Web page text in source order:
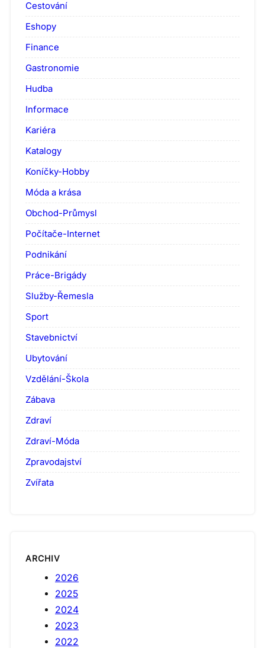
Cestování
Eshopy
Finance
Gastronomie
Hudba
Informace
Kariéra
Katalogy
Koníčky-Hobby
Móda a krása
Obchod-Průmysl
Počítače-Internet
Podnikání
Práce-Brigády
Služby-Řemesla
Sport
Stavebnictví
Ubytování
Vzdělání-Škola
Zábava
Zdraví
Zdraví-Móda
Zpravodajství
Zvířata
ARCHIV
2026
2025
2024
2023
2022